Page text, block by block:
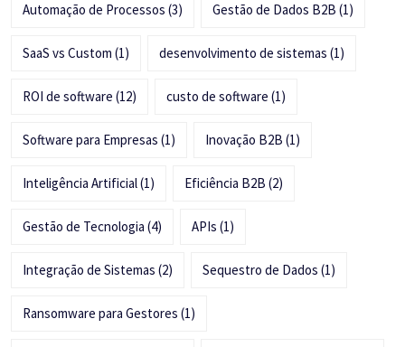
Automação de Processos (3) Gestão de Dados B2B (1)
SaaS vs Custom (1) desenvolvimento de sistemas (1)
ROI de software (12) custo de software (1)
Software para Empresas (1) Inovação B2B (1)
Inteligência Artificial(1) Eficiência B2B (2)
Gestão de Tecnologia (4) APIs (1)
Integração de Sistemas (2) Sequestro de Dados (1)
Ransomware para Gestores (1)